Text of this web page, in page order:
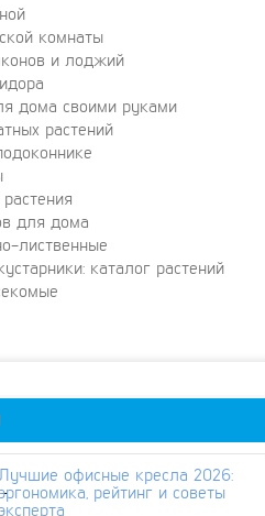
комнаты
и лоджий
дома своими руками
растений
для дома
лиственные
каталог растений
Лучшие офисные кресла 2026:
рейтинг и советы
эксперта